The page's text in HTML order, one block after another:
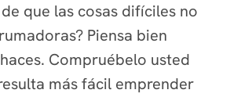
que las cosas difíciles no
Piensa bien
Compruébelo usted
más fácil emprender